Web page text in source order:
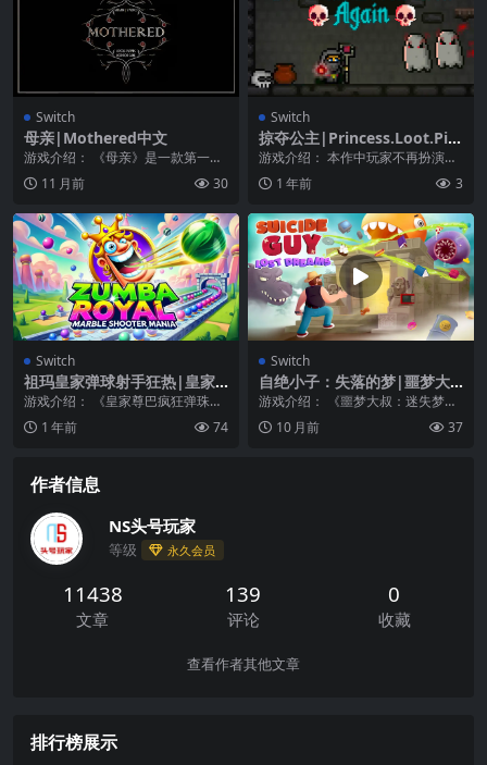
Switch
母亲|Mothered中文
游戏介绍： 《母亲》是一款第一人
称恐怖冒险游戏，采用点击机制，
以一种熟悉但又诡异...
11 月前 30
Switch
掠夺公主|Princess.Loot.Pix
el.Again
游戏介绍： 本作中玩家不再扮演威
武的勇者，而变身成为邪恶法师，
为了得到美丽的公主...
1 年前 3
Switch
祖玛皇家弹球射手狂热|皇家
尊巴疯狂弹珠|Zumba Royal
游戏介绍： 《皇家尊巴疯狂弹珠》
令人兴奋的配色冒险！准备好在尊
巴皇家大理石射击狂...
1 年前 74
Switch
自绝小子：失落的梦|噩梦大
叔：失去的梦想|Suicide Gu
游戏介绍： 《噩梦大叔：迷失梦
境》将会在噩梦大叔的疯狂幻想中
为您带来前所未有的挑...
10 月前 37
作者信息
NS头号玩家
等级 永久会员
11438
文章
139
评论
0
收藏
查看作者其他文章
排行榜展示